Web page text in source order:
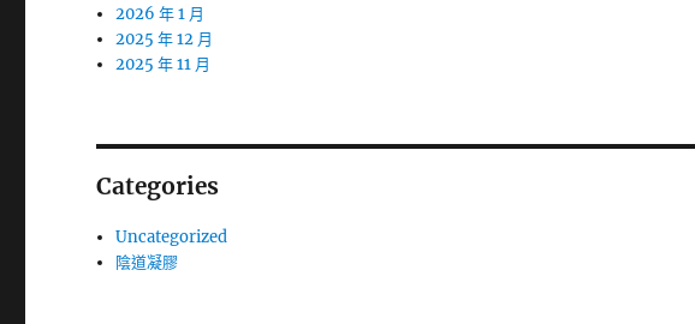
2026 年 1 月
2025 年 12 月
2025 年 11 月
Categories
Uncategorized
陰道凝膠